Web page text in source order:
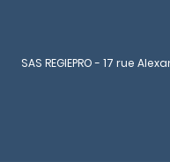
SAS REGIEPRO - 17 rue